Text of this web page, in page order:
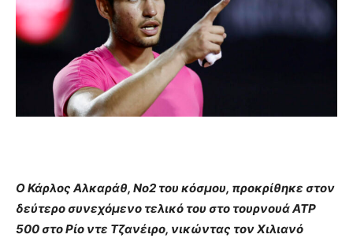
Ο Κάρλος Αλκαράθ, Νο2 του κόσμου, προκρίθηκε στον
δεύτερο συνεχόμενο τελικό του στο τουρνουά ATP
500 στο Ρίο ντε Τζανέιρο, νικώντας τον Χιλιανό